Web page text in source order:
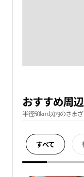
おすすめ周
半径50km以内のさま
すべて